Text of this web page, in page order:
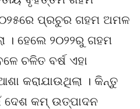
ପ୍ରଚୁର ଗହମ ଅମଳ
। ହେଲେ ୨୦୨୨ରୁ ଗହମ
ଚଳିତ ବର୍ଷ ଏହା
କରାଯାଉଥିଲା । କିନ୍ତୁ
ଦେଶ କମ୍‌ ଉତ୍ପାଦନ